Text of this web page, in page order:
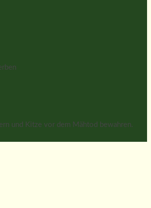
und Kitze vor dem Mähtod bewahren.